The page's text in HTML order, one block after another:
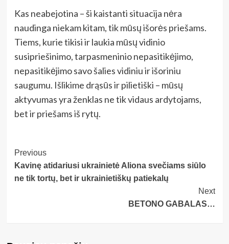
Kas neabejotina – ši kaistanti situacija nėra
naudinga niekam kitam, tik mūsų išorės priešams.
Tiems, kurie tikisi ir laukia mūsų vidinio
susipriešinimo, tarpasmeninio nepasitikėjimo,
nepasitikėjimo savo šalies vidiniu ir išoriniu
saugumu. Išlikime drąsūs ir pilietiški – mūsų
aktyvumas yra ženklas ne tik vidaus ardytojams,
bet ir priešams iš rytų.
Post
Navigation
Previous
Kavinę atidariusi ukrainietė Aliona svečiams siūlo
ne tik tortų, bet ir ukrainietiškų patiekalų
Next
BETONO GABALAS…